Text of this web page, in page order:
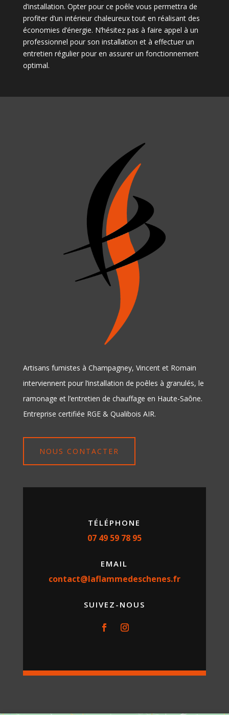
d’installation. Opter pour ce poêle vous permettra de
profiter d’un intérieur chaleureux tout en réalisant des
économies d’énergie. N’hésitez pas à faire appel à un
professionnel pour son installation et à effectuer un
entretien régulier pour en assurer un fonctionnement
optimal.
Artisans fumistes à Champagney, Vincent et Romain
interviennent pour l’installation de poêles à granulés, le
ramonage et l’entretien de chauffage en Haute-Saône.
Entreprise certifiée RGE & Qualibois AIR.
NOUS CONTACTER
TÉLÉPHONE
07 49 59 78 95
EMAIL
contact@laflammedeschenes.fr
SUIVEZ-NOUS